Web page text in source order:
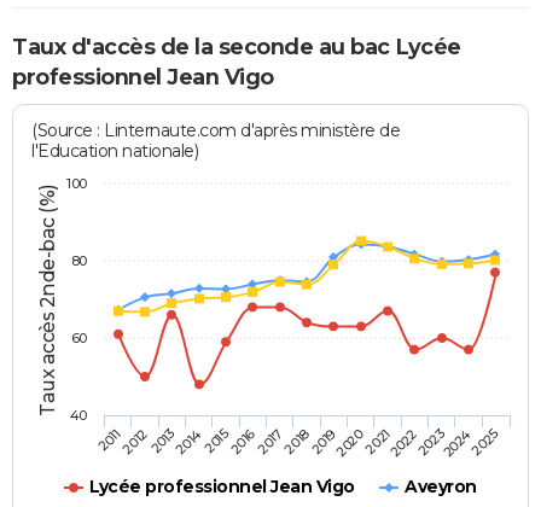
Taux d'accès de la seconde au bac Lycée
professionnel Jean Vigo
Taux accès 2nde-bac (%)
(Source : Linternaute.com d'après ministère de
l'Education nationale)
Lycée professionnel Jean Vigo Aveyron
201120122013201420152016201720182019202020212022202320242025
40
60
80
100